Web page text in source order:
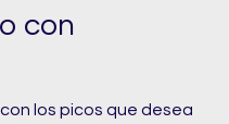
con
los picos que desea